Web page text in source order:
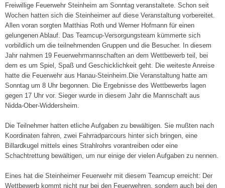
Freiwillige Feuerwehr Steinheim am Sonntag veranstaltete. Schon seit
Wochen hatten sich die Steinheimer auf diese Veranstaltung vorbereitet.
Allen voran sorgten Matthias Roth und Werner Hofmann für einen
gelungenen Ablauf. Das Teamcup-Versorgungsteam kümmerte sich
vorbildlich um die teilnehmenden Gruppen und die Besucher. In diesem
Jahr nahmen 19 Feuerwehrmannschaften an dem Wettbewerb teil, bei
dem es um Spiel, Spaß und Geschicklichkeit geht. Die weiteste Anreise
hatte die Feuerwehr aus Hanau-Steinheim.Die Veranstaltung hatte am
Sonntag um 8 Uhr begonnen. Die Ergebnisse des Wettbewerbs lagen
gegen 17 Uhr vor. Sieger wurde in diesem Jahr die Mannschaft aus
Nidda-Ober-Widdersheim.
Die Teilnehmer hatten etliche Aufgaben zu bewältigen. Sie mußten nach
Koordinaten fahren, zwei Fahrradparcours hinter sich bringen, eine
Billardkugel mittels eines Strahlrohrs vorantreiben oder eine
Schachtrettung bewältigen, um nur einige der vielen Aufgaben zu nennen.
Eines hat die Steinheimer Feuerwehr mit diesem Teamcup erreicht: Der
Wettbewerb kommt nicht nur bei den Feuerwehren, sondern auch bei den